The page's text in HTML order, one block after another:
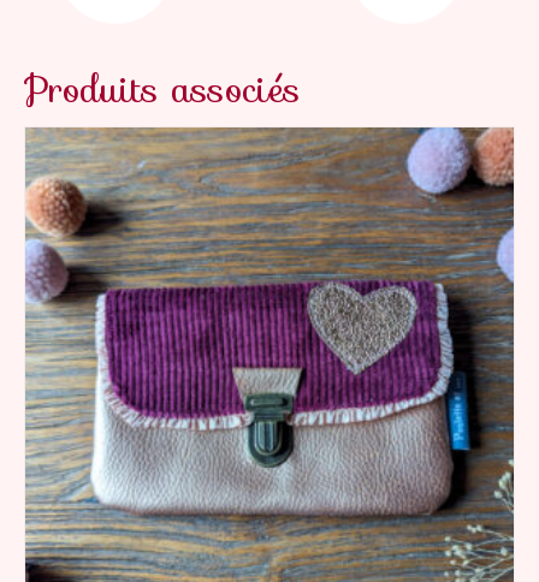
Produits associés